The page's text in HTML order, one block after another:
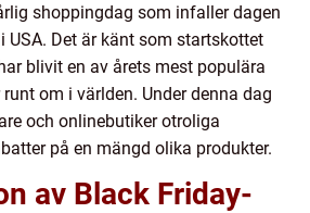
shoppingdag som infaller dagen
USA. Det är känt som startskottet
blivit en av årets mest populära
om i världen. Under denna dag
och onlinebutiker otroliga
på en mängd olika produkter.
av Black Friday-